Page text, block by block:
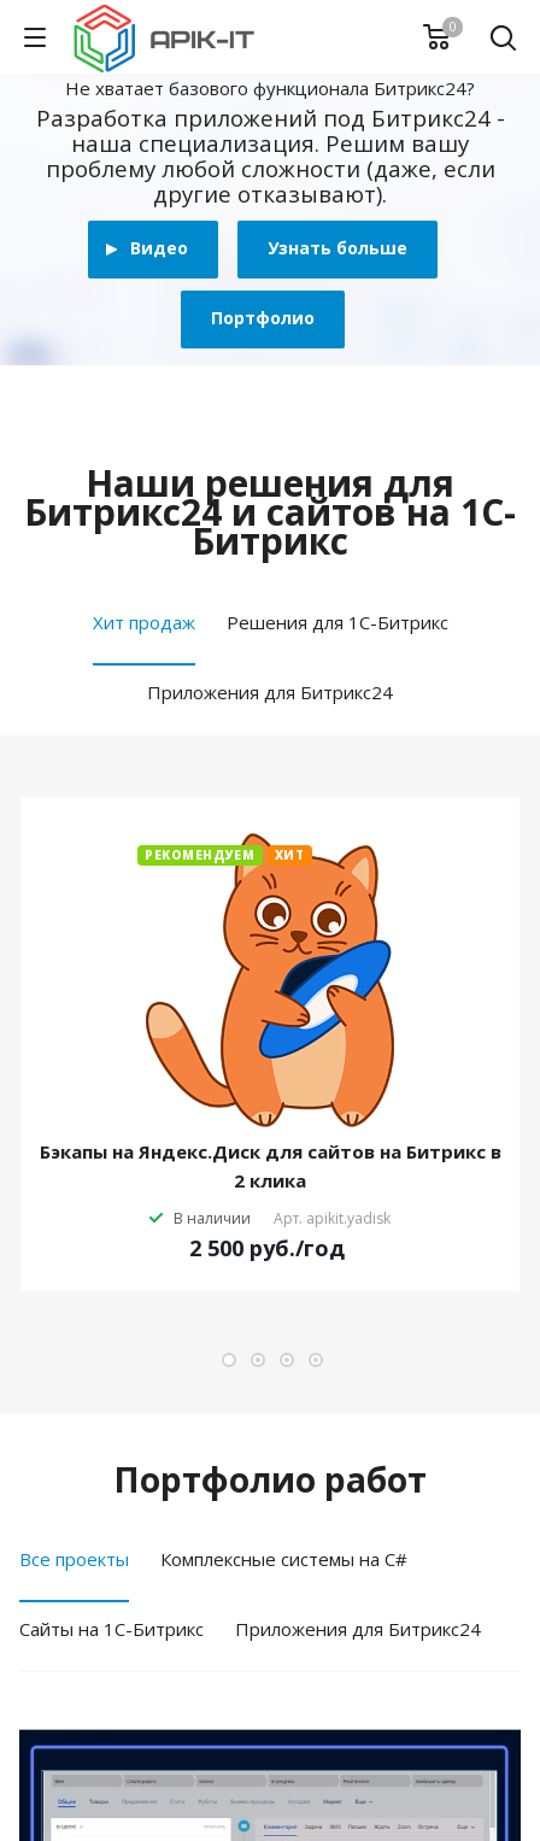
0
Не хватает базового функционала Битрикс24?
Разработка приложений под Битрикс24 -
наша специализация. Решим вашу
проблему любой сложности (даже, если
другие отказывают).
Видео Узнать больше
Портфолио
Наши решения для
Битрикс24 и сайтов на 1С-
Битрикс
Хит продаж Решения для 1С-Битрикс
Приложения для Битрикс24
РЕКОМЕНДУЕМ ХИТ
Бэкапы на Яндекс.Диск для сайтов на Битрикс в
2 клика
В наличии Арт. apikit.yadisk
2 500 руб./год
Портфолио работ
Все проекты Комплексные системы на C#
Cайты на 1С-Битрикс Приложения для Битрикс24